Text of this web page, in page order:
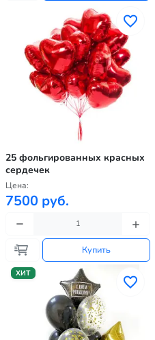
25 фольгированных красных
сердечек
Цена:
7500 руб.
Купить
ХИТ